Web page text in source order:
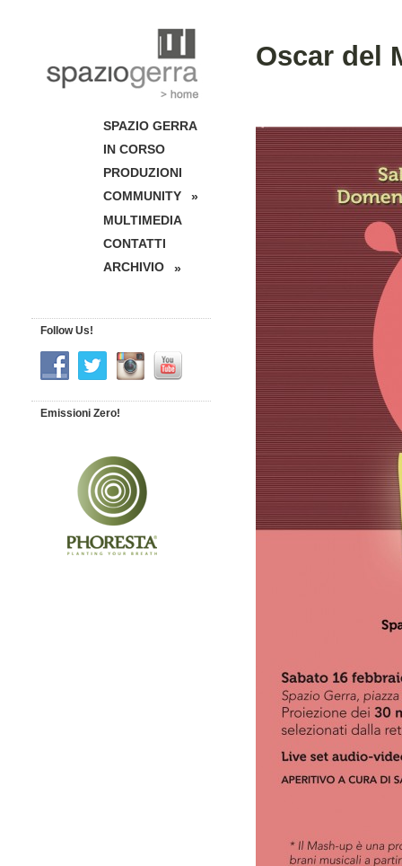
Oscar del
SPAZIO GERRA
IN CORSO
PRODUZIONI
COMMUNITY
»
MULTIMEDIA
CONTATTI
ARCHIVIO
»
Follow Us!
Emissioni Zero!